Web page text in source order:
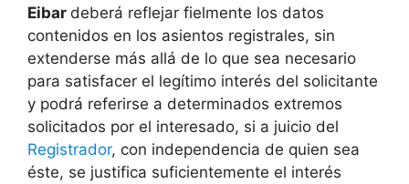
Eibar deberá reflejar fielmente los datos
contenidos en los asientos registrales, sin
extenderse más allá de lo que sea necesario
para satisfacer el legítimo interés del solicitante
y podrá referirse a determinados extremos
solicitados por el interesado, si a juicio del
Registrador, con independencia de quien sea
éste, se justifica suficientemente el interés